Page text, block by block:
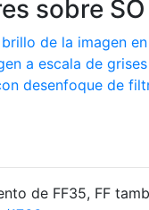
sobre SO
de la imagen en
a escala de
desenfoque de
de FF35, FF